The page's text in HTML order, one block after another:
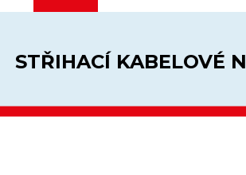
STŘIHACÍ KABELOVÉ